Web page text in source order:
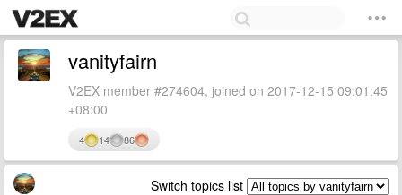
vanityfairn
V2EX member #274604, joined on 2017-12-15 09:01:45
+08:00
4 14 86
Switch topics list